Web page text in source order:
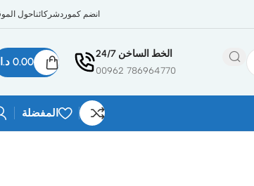
انضم كموردشركائناحول
الخط الساخن 24/7
786964770 00962
0.00 د.ا
المفضلة